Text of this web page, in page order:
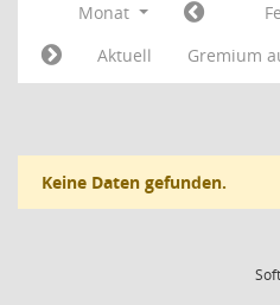
Monat
Aktuell
Gremium
Keine Daten gefunden.